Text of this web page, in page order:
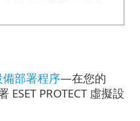
備部署程序—在您的
PROTECT 虛擬設